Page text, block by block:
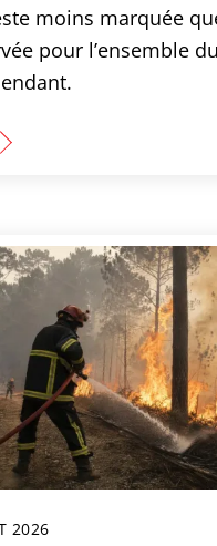
moins marquée
pour l’ensemble
2026